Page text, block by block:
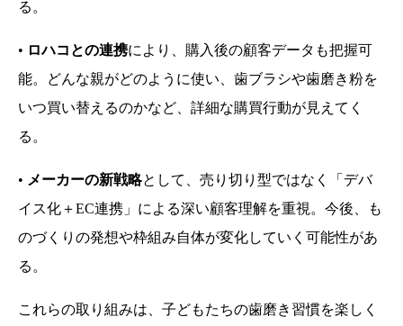
る。
• ロハコとの連携により、購入後の顧客データも把握可
能。どんな親がどのように使い、歯ブラシや歯磨き粉を
いつ買い替えるのかなど、詳細な購買行動が見えてく
る。
• メーカーの新戦略として、売り切り型ではなく「デバ
イス化＋EC連携」による深い顧客理解を重視。今後、も
のづくりの発想や枠組み自体が変化していく可能性があ
る。
これらの取り組みは、子どもたちの歯磨き習慣を楽しく